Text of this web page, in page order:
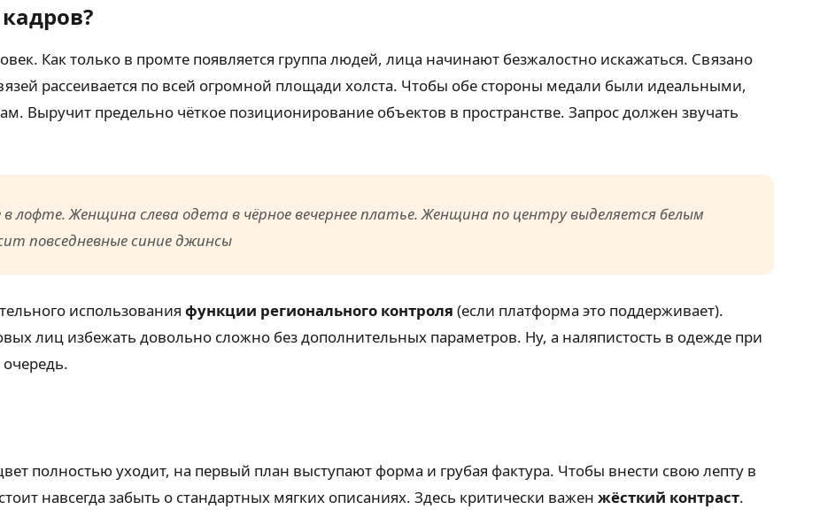
Как только в промте появляется группа людей, лица начинают безжалостно искажаться. Связано
рассеивается по всей огромной площади холста. Чтобы обе стороны медали были идеальными,
Выручит предельно чёткое позиционирование объектов в пространстве. Запрос должен звучать
Женщина слева одета в чёрное вечернее платье. Женщина по центру выделяется белым
повседневные синие джинсы
использования функции регионального контроля (если платформа это поддерживает).
лиц избежать довольно сложно без дополнительных параметров. Ну, а наляпистость в одежде при
очередь.
полностью уходит, на первый план выступают форма и грубая фактура. Чтобы внести свою лепту в
навсегда забыть о стандартных мягких описаниях. Здесь критически важен жёсткий контраст.